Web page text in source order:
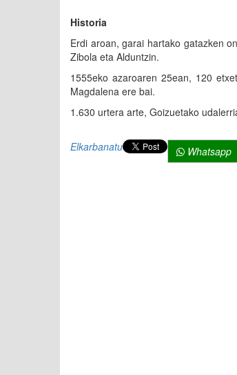
Historia
Erdi aroan, garai hartako gatazken
Zibola eta Alduntzin.
1555eko azaroaren 25ean, 120
Magdalena ere bai.
1.630 urtera arte, Goizuetako
Elkarbanatu Whatsapp